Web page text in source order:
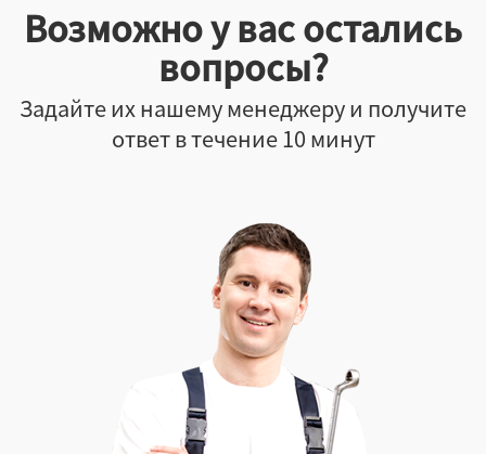
Возможно у вас остались
вопросы?
Задайте их нашему менеджеру и получите
ответ в течение 10 минут